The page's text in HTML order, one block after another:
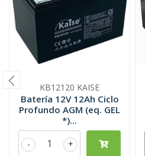
KB12120 KAISE
Batería 12V 12Ah Ciclo
Profundo AGM (eq. GEL
*)...
+
-